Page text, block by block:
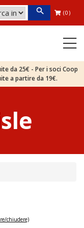
(0)
da 25€ - Per i soci Coop
a partire da 19€.
chiudere)